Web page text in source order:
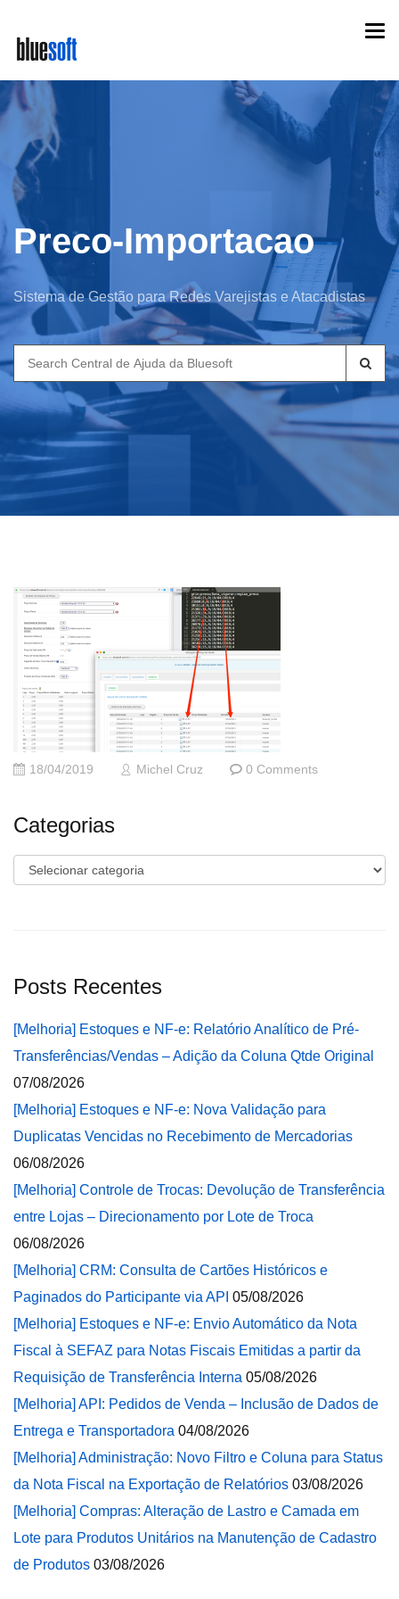
main
content
Preco-Importacao
Sistema de Gestão para Redes Varejistas e Atacadistas
Search
for:
18/04/2019 Michel Cruz 0 Comments
Categorias
Categorias
Posts Recentes
[Melhoria] Estoques e NF-e: Relatório Analítico de Pré-
Transferências/Vendas – Adição da Coluna Qtde Original
07/08/2026
[Melhoria] Estoques e NF-e: Nova Validação para
Duplicatas Vencidas no Recebimento de Mercadorias
06/08/2026
[Melhoria] Controle de Trocas: Devolução de Transferência
entre Lojas – Direcionamento por Lote de Troca
06/08/2026
[Melhoria] CRM: Consulta de Cartões Históricos e
Paginados do Participante via API 05/08/2026
[Melhoria] Estoques e NF-e: Envio Automático da Nota
Fiscal à SEFAZ para Notas Fiscais Emitidas a partir da
Requisição de Transferência Interna 05/08/2026
[Melhoria] API: Pedidos de Venda – Inclusão de Dados de
Entrega e Transportadora 04/08/2026
[Melhoria] Administração: Novo Filtro e Coluna para Status
da Nota Fiscal na Exportação de Relatórios 03/08/2026
[Melhoria] Compras: Alteração de Lastro e Camada em
Lote para Produtos Unitários na Manutenção de Cadastro
de Produtos 03/08/2026